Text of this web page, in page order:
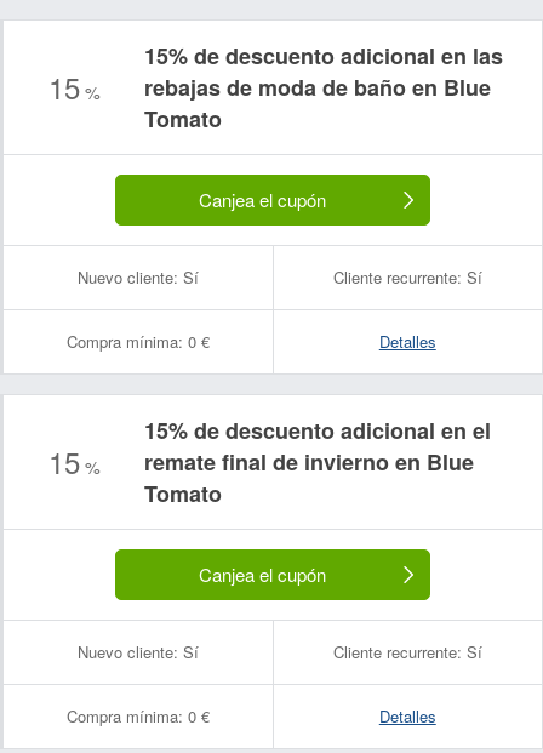
15 %
15% de descuento adicional en las
rebajas de moda de baño en Blue
Tomato
Canjea el cupón
Nuevo cliente: Sí Cliente recurrente: Sí
Compra mínima: 0 € Detalles
15 %
15% de descuento adicional en el
remate final de invierno en Blue
Tomato
Canjea el cupón
Nuevo cliente: Sí Cliente recurrente: Sí
Compra mínima: 0 € Detalles